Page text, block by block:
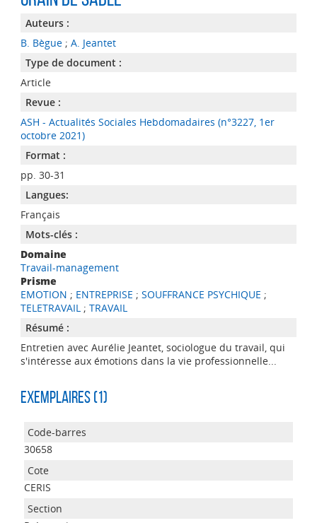
Auteurs :
B. Bègue; A. Jeantet
Type de document :
Article
Revue :
ASH - Actualités Sociales Hebdomadaires (n°3227, 1er
octobre 2021)
Format :
pp. 30-31
Langues:
Français
Mots-clés :
Domaine
Travail-management
Prisme
EMOTION ; ENTREPRISE ; SOUFFRANCE PSYCHIQUE ;
TELETRAVAIL; TRAVAIL
Résumé :
Entretien avec Aurélie Jeantet, sociologue du travail, qui
s'intéresse aux émotions dans la vie professionnelle...
Exemplaires (1)
30658
CERIS